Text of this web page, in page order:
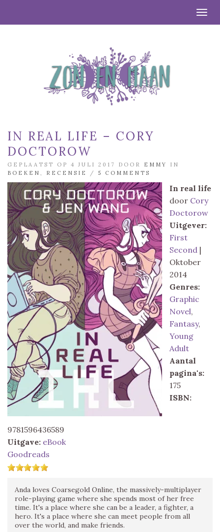
IN REAL LIFE – CORY
DOCTOROW
GEPLAATST OP 4 JULI 2017 DOOR EMMY
IN
BOEKEN
RECENSIE / 5 COMMENTS
In real life
door Cory
Doctorow
Uitgever:
First
Second |
Oktober
2014
Genres:
Graphic
Novel,
Fantasy,
Young
Adult
Aantal
pagina's:
175
ISBN:
9781596436589
Uitgave: eBook
Goodreads
Anda loves Coarsegold Online, the massively-multiplayer
role-playing game where she spends most of her free
time. It's a place where she can be a leader, a fighter, a
hero. It's a place where she can meet people from all
over the world, and make friends.